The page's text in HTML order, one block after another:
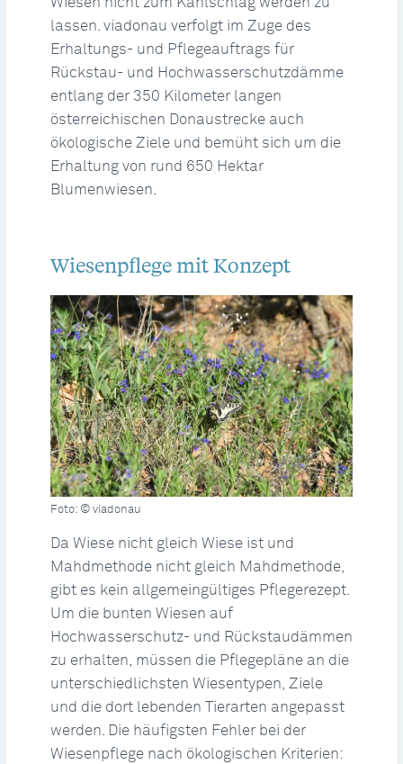
Wiesen nicht zum Kahlschlag werden zu
lassen. viadonau verfolgt im Zuge des
Erhaltungs- und Pflegeauftrags für
Rückstau- und Hochwasserschutzdämme
entlang der 350 Kilometer langen
österreichischen Donaustrecke auch
ökologische Ziele und bemüht sich um die
Erhaltung von rund 650 Hektar
Blumenwiesen.
Wiesenpflege mit Konzept
Foto: © viadonau
Da Wiese nicht gleich Wiese ist und
Mahdmethode nicht gleich Mahdmethode,
gibt es kein allgemeingültiges Pflegerezept.
Um die bunten Wiesen auf
Hochwasserschutz- und Rückstaudämmen
zu erhalten, müssen die Pflegepläne an die
unterschiedlichsten Wiesentypen, Ziele
und die dort lebenden Tierarten angepasst
werden. Die häufigsten Fehler bei der
Wiesenpflege nach ökologischen Kriterien: